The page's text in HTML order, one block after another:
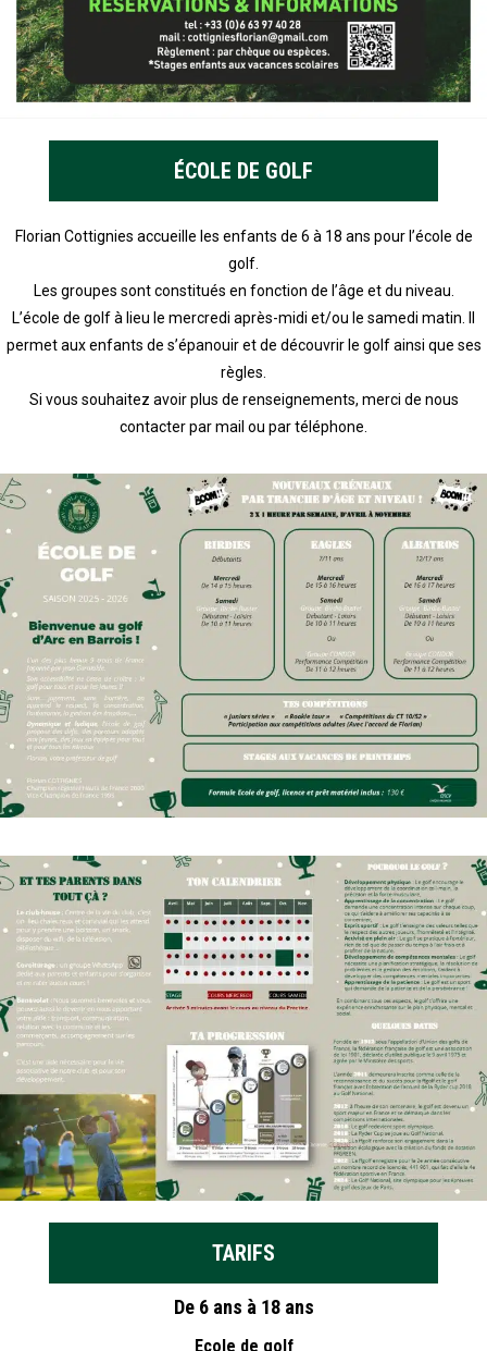
ÉCOLE DE GOLF
Florian Cottignies accueille les enfants de 6 à 18 ans pour l’école de
golf.
Les groupes sont constitués en fonction de l’âge et du niveau.
L’école de golf à lieu le mercredi après-midi et/ou le samedi matin . Il
permet aux enfants de s’épanouir et de découvrir le golf ainsi que ses
règles.
Si vous souhaitez avoir plus de renseignements, merci de nous
contacter par mail ou par téléphone.
TARIFS
De 6 ans à 18 ans
Ecole de golf